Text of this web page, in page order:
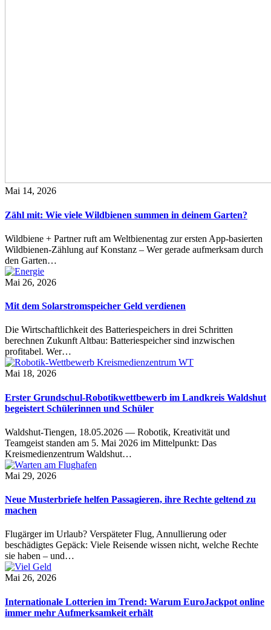
Mai 14, 2026
Zähl mit: Wie viele Wildbienen summen in deinem Garten?
Wildbiene + Partner ruft am Weltbienentag zur ersten App-basierten
Wildbienen-Zählung auf Konstanz – Wer gerade aufmerksam durch
den Garten…
Mai 26, 2026
Mit dem Solarstromspeicher Geld verdienen
Die Wirtschaftlichkeit des Batteriespeichers in drei Schritten
berechnen Zukunft Altbau: Batteriespeicher sind inzwischen
profitabel. Wer…
Mai 18, 2026
Erster Grundschul-Robotikwettbewerb im Landkreis Waldshut
begeistert Schülerinnen und Schüler
Waldshut-Tiengen, 18.05.2026 — Robotik, Kreativität und
Teamgeist standen am 5. Mai 2026 im Mittelpunkt: Das
Kreismedienzentrum Waldshut…
Mai 29, 2026
Neue Musterbriefe helfen Passagieren, ihre Rechte geltend zu
machen
Flugärger im Urlaub? Verspäteter Flug, Annullierung oder
beschädigtes Gepäck: Viele Reisende wissen nicht, welche Rechte
sie haben – und…
Mai 26, 2026
Internationale Lotterien im Trend: Warum EuroJackpot online
immer mehr Aufmerksamkeit erhält